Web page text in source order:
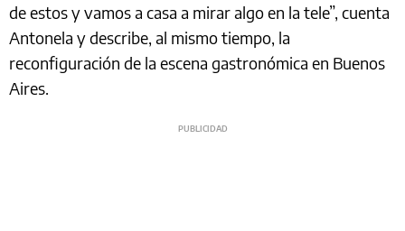
de estos y vamos a casa a mirar algo en la tele”, cuenta
Antonela y describe, al mismo tiempo, la
reconfiguración de la escena gastronómica en Buenos
Aires.